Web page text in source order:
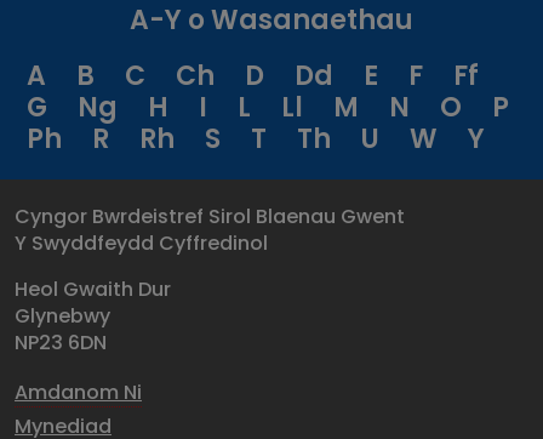
A-Y o Wasanaethau
A
B C Ch D Dd E F
Ff
G
Ng H I L Ll M N O
P
Ph
R Rh S T Th U W Y
Cyngor Bwrdeistref Sirol Blaenau Gwent
Y Swyddfeydd Cyffredinol
Heol Gwaith Dur
Glynebwy
NP23 6DN
Amdanom Ni
Mynediad